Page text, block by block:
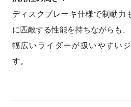
ディスクブレーキ仕様で制動力
に匹敵する性能を持ちながらも、
幅広いライダーが扱いやすい
す。